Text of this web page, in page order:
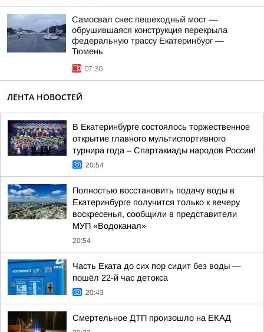
Самосвал снес пешеходный мост —
обрушившаяся конструкция перекрыла
федеральную трассу Екатеринбург —
Тюмень
07:30
ЛЕНТА НОВОСТЕЙ
В Екатеринбурге состоялось торжественное
открытие главного мультиспортивного
турнира года – Спартакиады народов России!
20:54
Полностью восстановить подачу воды в
Екатеринбурге получится только к вечеру
воскресенья, сообщили в представители
МУП «Водоканал»
20:54
Часть Еката до сих пор сидит без воды —
пошёл 22-й час детокса
20:43
Смертельное ДТП произошло на ЕКАД